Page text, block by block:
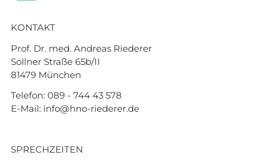
KONTAKT
Prof. Dr. med. Andreas Riederer
Sollner Straße 65b/II
81479 München
Telefon: 089 - 744 43 578
E-Mail: info@hno-riederer.de
SPRECHZEITEN